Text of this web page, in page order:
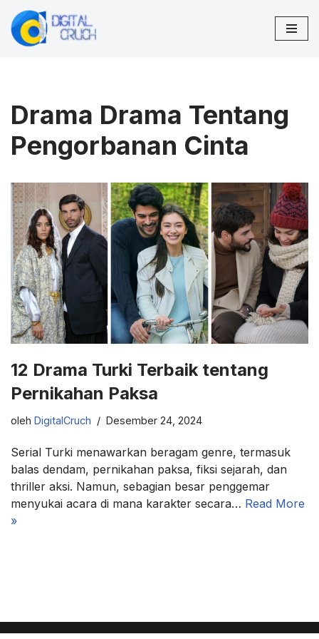
Lompat
Drama Drama Tentang
Pengorbanan Cinta
12 Drama Turki Terbaik tentang
Pernikahan Paksa
oleh DigitalCruch Desember 24, 2024
Serial Turki menawarkan beragam genre, termasuk
balas dendam, pernikahan paksa, fiksi sejarah, dan
thriller aksi. Namun, sebagian besar penggemar
menyukai acara di mana karakter secara… Read More
»